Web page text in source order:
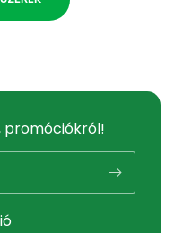
promóciókról!